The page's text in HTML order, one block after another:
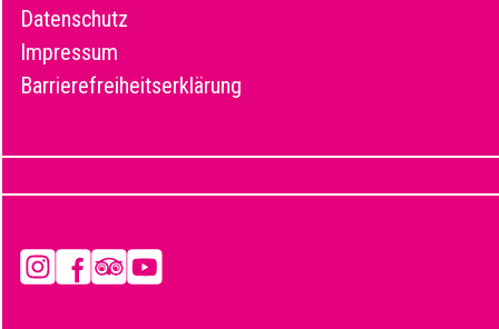
Datenschutz
Impressum
Barrierefreiheitserklärung
InstagramFacebook
Tripadvisor
YouTube